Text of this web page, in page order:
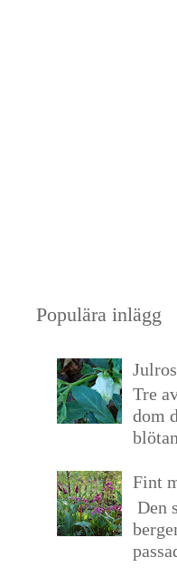
Populära inlägg
Tre
dom
Fint
Den